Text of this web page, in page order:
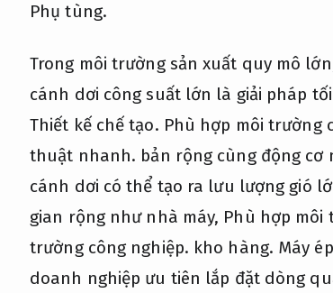
Phụ tùng.
Trong môi trường sản xuất quy mô
cánh dơi công suất lớn là giải pháp
Thiết kế chế tạo. Phù hợp môi trường
thuật nhanh. bản rộng cùng động cơ
cánh dơi có thể tạo ra lưu lượng gió
gian rộng như nhà máy, Phù hợp môi
trường công nghiệp. kho hàng. Máy
doanh nghiệp ưu tiên lắp đặt dòng